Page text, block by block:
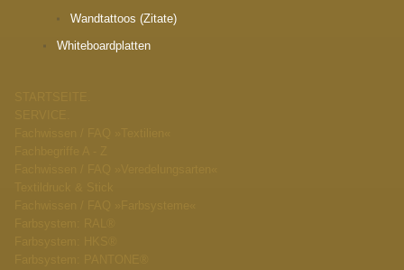
Wandtattoos (Zitate)
Whiteboardplatten